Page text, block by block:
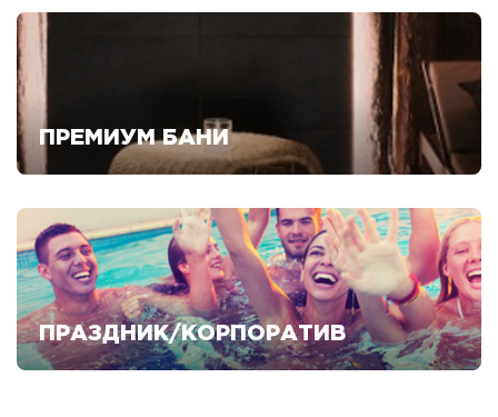
ПРЕМИУМ БАНИ
Смотреть предложения
ПРАЗДНИК/КОРПОРАТИВ
Смотреть предложения